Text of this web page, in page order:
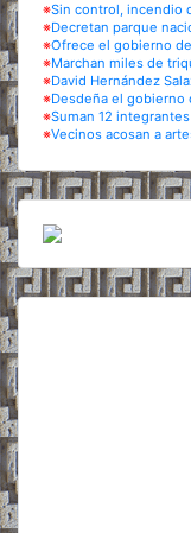
※Sin control, incendio
※Decretan parque
※Ofrece el gobierno
※Marchan miles de
※David Hernández
※Desdeña el gobierno
※Suman 12
※Vecinos acosan a